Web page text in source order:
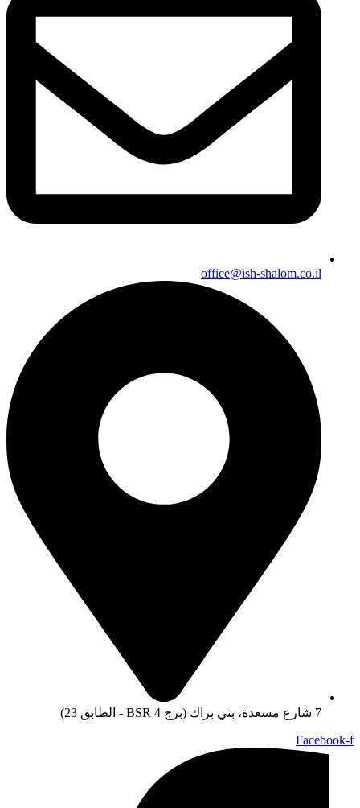
office@ish-shalom.co.il
7 شارع مسعدة، بني براك (برج BSR 4 - الطابق 23)
Facebook-f